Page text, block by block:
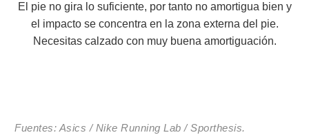
El pie no gira lo suficiente, por tanto no amortigua bien y
el impacto se concentra en la zona externa del pie.
Necesitas calzado con muy buena amortiguación.
Fuentes: Asics / Nike Running Lab / Sporthesis.